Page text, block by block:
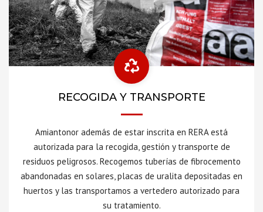
RECOGIDA Y TRANSPORTE
Amiantonor además de estar inscrita en RERA está
autorizada para la recogida, gestión y transporte de
residuos peligrosos. Recogemos tuberías de fibrocemento
abandonadas en solares, placas de uralita depositadas en
huertos y las transportamos a vertedero autorizado para
su tratamiento.